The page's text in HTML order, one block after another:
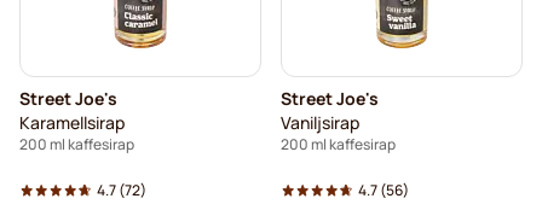
Street Joe's
Karamellsirap
200 ml kaffesirap
4.7(72)
Street Joe's
Vaniljsirap
200 ml kaffesirap
4.7(56)